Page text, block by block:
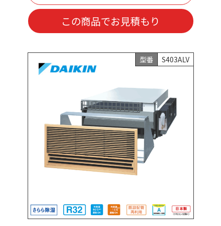
この商品でお見積もり
型番 S403ALV